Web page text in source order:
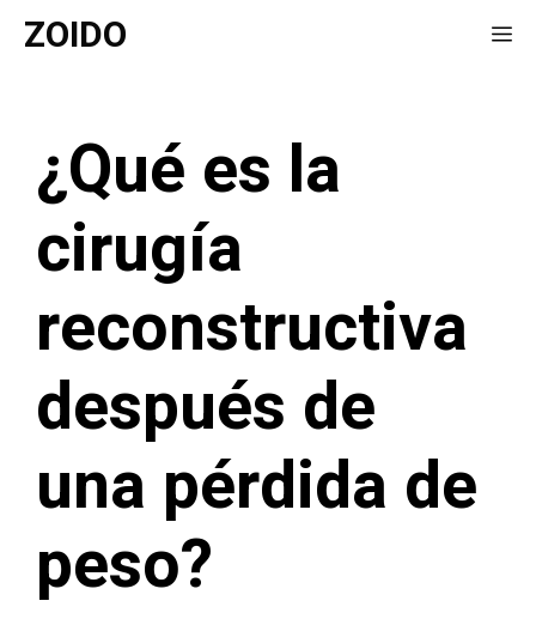
Saltar
ZOIDO
¿Qué es la
cirugía
reconstructiva
después de
una pérdida de
peso?